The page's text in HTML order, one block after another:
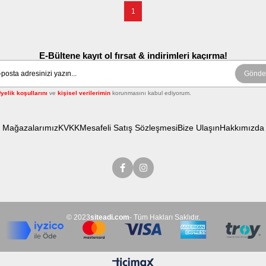
1
E-Bültene kayıt ol fırsat & indirimleri kaçırma!
koşullarını ve kişisel verilerimin korunmasını kabul ediyorum.
MağazalarımızKVKKMesafeli Satış SözleşmesiBize UlaşınHakkımızda
© 2023siteadi.com- Tüm Hakları Saklıdır.